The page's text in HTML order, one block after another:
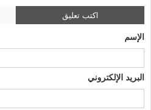
اكتب تعليق
الإسم
البريد الإلكتروني